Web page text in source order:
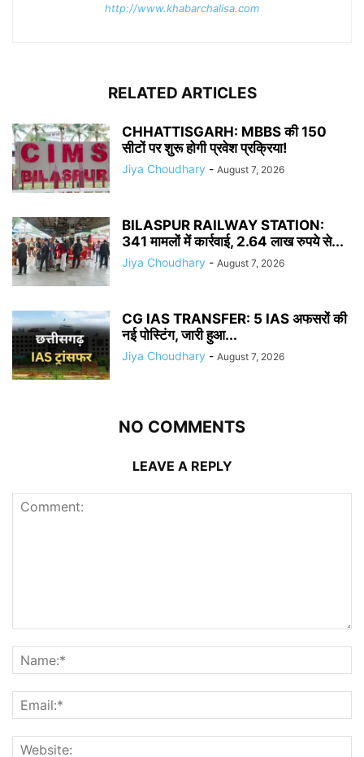
http://www.khabarchalisa.com
RELATED ARTICLES
CHHATTISGARH: MBBS की 150
सीटों पर शुरू होगी प्रवेश प्रक्रिया!
Jiya Choudhary - August 7, 2026
BILASPUR RAILWAY STATION:
341 मामलों में कार्रवाई, 2.64 लाख रुपये से...
Jiya Choudhary - August 7, 2026
CG IAS TRANSFER: 5 IAS अफसरों की
नई पोस्टिंग, जारी हुआ...
Jiya Choudhary - August 7, 2026
NO COMMENTS
LEAVE A REPLY